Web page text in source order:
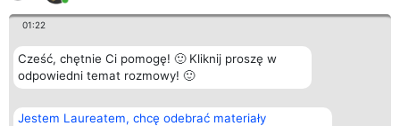
01:22
Cześć, chętnie Ci pomogę! 🙂 Kliknij proszę w
odpowiedni temat rozmowy! 🙂
Jestem Laureatem, chcę odebrać materiały
Organizator plebiscytu
Bright Side Solutions sp. z o.
Plebiscyt
Laureaci
Kontakt
Kontakt